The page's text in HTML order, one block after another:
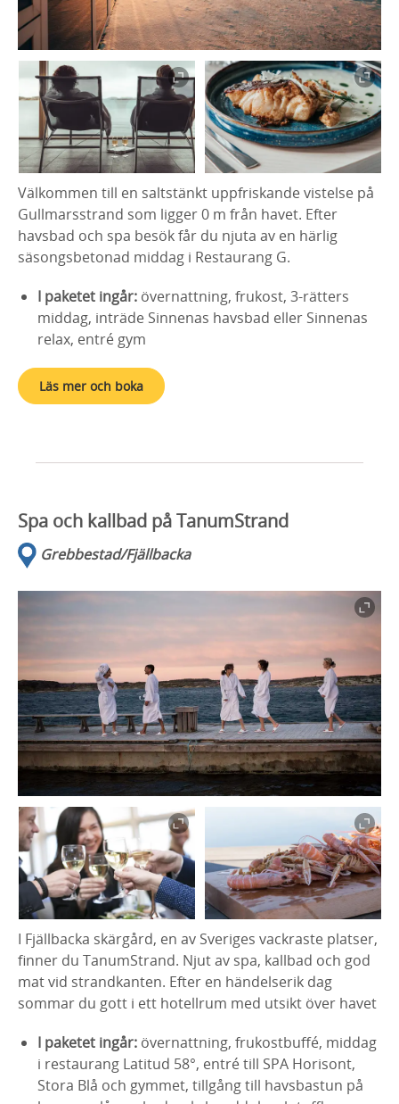
Välkommen till en saltstänkt uppfriskande vistelse på
Gullmarsstrand som ligger 0 m från havet. Efter
havsbad och spa besök får du njuta av en härlig
säsongsbetonad middag i Restaurang G.
I paketet ingår: övernattning, frukost, 3-rätters
middag, inträde Sinnenas havsbad eller Sinnenas
relax, entré gym
Läs mer och boka
Spa och kallbad på TanumStrand
Grebbestad/Fjällbacka
I Fjällbacka skärgård, en av Sveriges vackraste platser,
finner du TanumStrand. Njut av spa, kallbad och god
mat vid strandkanten. Efter en händelserik dag
sommar du gott i ett hotellrum med utsikt över havet
I paketet ingår: övernattning, frukostbuffé, middag
i restaurang Latitud 58°, entré till SPA Horisont,
Stora Blå och gymmet, tillgång till havsbastun på